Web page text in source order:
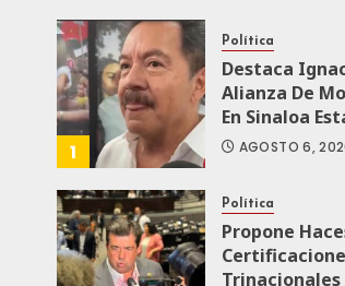
1
Política
Destaca
Alianza De
En Sinaloa
AGOSTO 6,
Política
Propone
Trinacionales